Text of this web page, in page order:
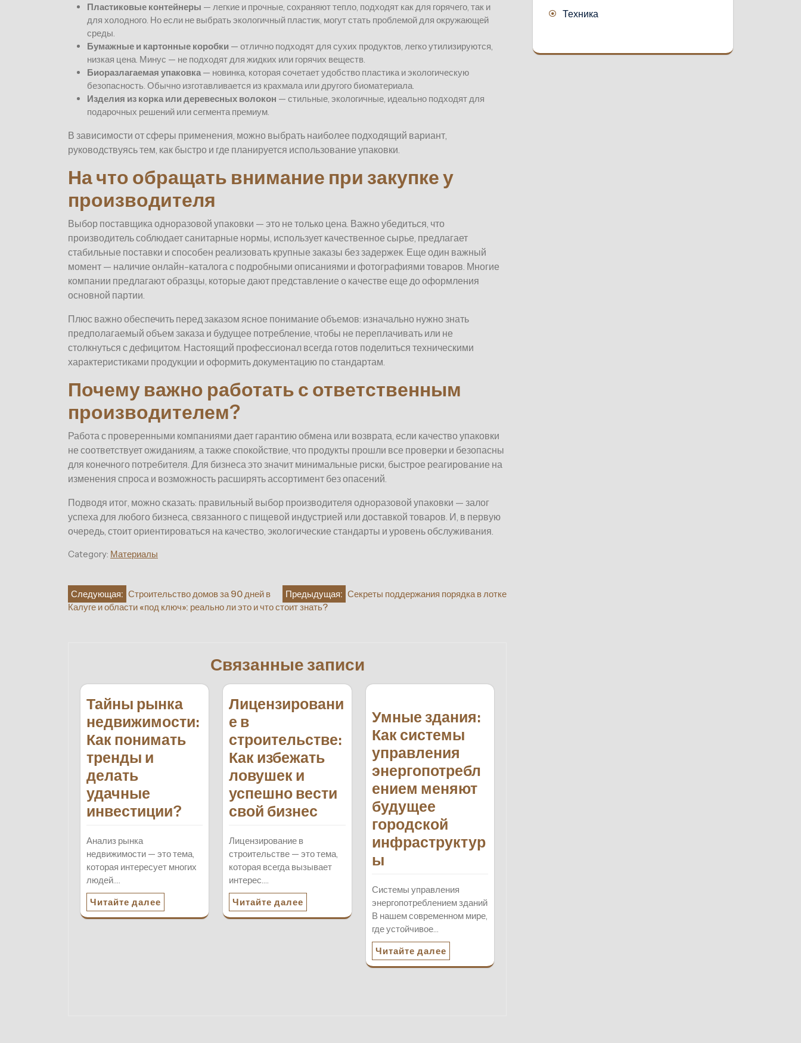
Пластиковые контейнеры — легкие и прочные, сохраняют тепло, подходят как для горячего, так и
для холодного. Но если не выбрать экологичный пластик, могут стать проблемой для окружающей
среды.
Бумажные и картонные коробки — отлично подходят для сухих продуктов, легко утилизируются,
низкая цена. Минус — не подходят для жидких или горячих веществ.
Биоразлагаемая упаковка— новинка, которая сочетает удобство пластика и экологическую
безопасность. Обычно изготавливается из крахмала или другого биоматериала.
Изделия из корка или деревесных волокон — стильные, экологичные, идеально подходят для
подарочных решений или сегмента премиум.
В зависимости от сферы применения, можно выбрать наиболее подходящий вариант,
руководствуясь тем, как быстро и где планируется использование упаковки.
На что обращать внимание при закупке у
производителя
Выбор поставщика одноразовой упаковки — это не только цена. Важно убедиться, что
производитель соблюдает санитарные нормы, использует качественное сырье, предлагает
стабильные поставки и способен реализовать крупные заказы без задержек. Еще один важный
момент — наличие онлайн-каталога с подробными описаниями и фотографиями товаров. Многие
компании предлагают образцы, которые дают представление о качестве еще до оформления
основной партии.
Плюс важно обеспечить перед заказом ясное понимание объемов: изначально нужно знать
предполагаемый объем заказа и будущее потребление, чтобы не переплачивать или не
столкнуться с дефицитом. Настоящий профессионал всегда готов поделиться техническими
характеристиками продукции и оформить документацию по стандартам.
Почему важно работать с ответственным
производителем?
Работа с проверенными компаниями дает гарантию обмена или возврата, если качество упаковки
не соответствует ожиданиям, а также спокойствие, что продукты прошли все проверки и безопасны
для конечного потребителя. Для бизнеса это значит минимальные риски, быстрое реагирование на
изменения спроса и возможность расширять ассортимент без опасений.
Подводя итог, можно сказать: правильный выбор производителя одноразовой упаковки — залог
успеха для любого бизнеса, связанного с пищевой индустрией или доставкой товаров. И, в первую
очередь, стоит ориентироваться на качество, экологические стандарты и уровень обслуживания.
Category: Материалы
Навигация
Предыдущая: Секреты поддержания порядка в лотке
Следующая: Строительство домов за 90 дней в
Калуге и области «под ключ»: реально ли это и что стоит знать?
Связанные записи
Тайны рынка
недвижимости:
Как понимать
тренды и
делать
удачные
инвестиции?
Анализ рынка
недвижимости — это тема,
которая интересует многих
людей.…
Читайте далее
Лицензировани
е в
строительстве:
Как избежать
ловушек и
успешно вести
свой бизнес
Лицензирование в
строительстве — это тема,
которая всегда вызывает
интерес.…
Читайте далее
Умные здания:
Как системы
управления
энергопотребл
ением меняют
будущее
городской
инфраструктур
ы
Системы управления
энергопотреблением зданий
В нашем современном мире,
где устойчивое…
Читайте далее
Техника